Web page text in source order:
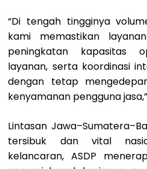
“Di tengah tingginya
kami memastikan
peningkatan kapasitas
layanan, serta koordinasi
dengan tetap
kenyamanan pengguna
Lintasan
tersibuk dan vital
kelancaran, ASDP